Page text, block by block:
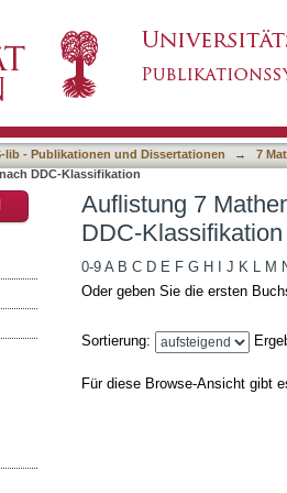
lib - Publikationen und Dissertationen → 7
DDC-Klassifikation
Auflistung 7
DDC-Klassifikation
0-9 A B C D E F G H J K L M
Oder geben Sie die ersten
Sortierung:
Für diese Browse-Ansicht gibt